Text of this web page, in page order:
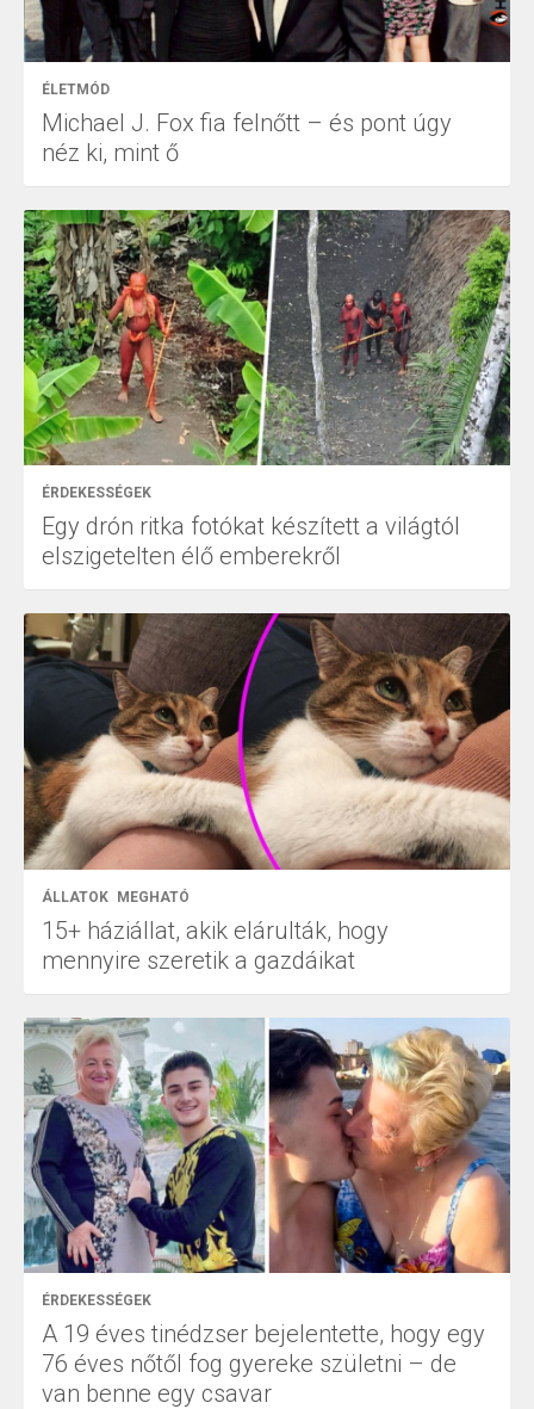
ÉLETMÓD
Michael J. Fox fia felnőtt – és pont úgy
néz ki, mint ő
ÉRDEKESSÉGEK
Egy drón ritka fotókat készített a világtól
elszigetelten élő emberekről
ÁLLATOK MEGHATÓ
15+ háziállat, akik elárulták, hogy
mennyire szeretik a gazdáikat
ÉRDEKESSÉGEK
A 19 éves tinédzser bejelentette, hogy egy
76 éves nőtől fog gyereke születni – de
van benne egy csavar